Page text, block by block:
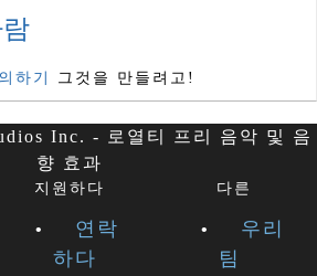
하기 그것을 만들려고!
Inc. - 로열티 프리 음악 및 음
향 효과
지원하다
연락
하다
다른
우리
팀